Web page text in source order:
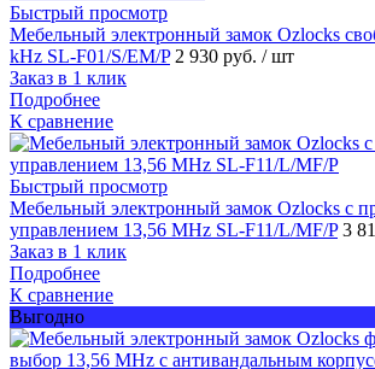
Быстрый просмотр
Мебельный электронный замок Ozlocks
kHz SL-F01/S/EM/P 2 930 руб. / шт
Заказ в 1 клик
Подробнее
К сравнение
Быстрый просмотр
Мебельный электронный замок Ozlocks с
управлением 13,56 MHz SL-F11/L/MF/P 3
Заказ в 1 клик
Подробнее
К сравнение
Выгодно